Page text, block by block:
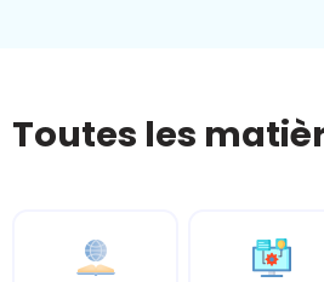
Toutes les